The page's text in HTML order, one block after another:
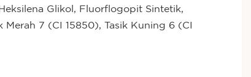
Glikol, Fluorflogopit Sintetik,
7 (CI 15850), Tasik Kuning 6 (CI